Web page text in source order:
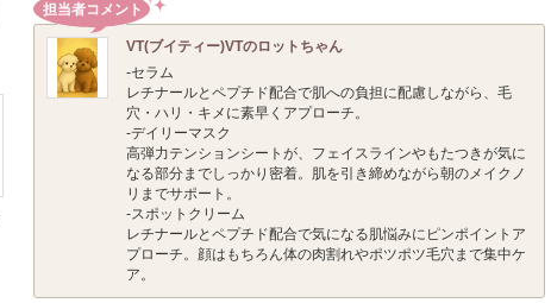
担当者コメント
VT(ブイティー)VTのロットちゃん
-セラム
レチナールとペプチド配合で肌への負担に配慮しながら、毛
穴・ハリ・キメに素早くアプローチ。
-デイリーマスク
高弾力テンションシートが、フェイスラインやもたつきが気に
なる部分までしっかり密着。肌を引き締めながら朝のメイクノ
リまでサポート。
-スポットクリーム
レチナールとペプチド配合で気になる肌悩みにピンポイントア
プローチ。顔はもちろん体の肉割れやポツポツ毛穴まで集中ケ
ア。